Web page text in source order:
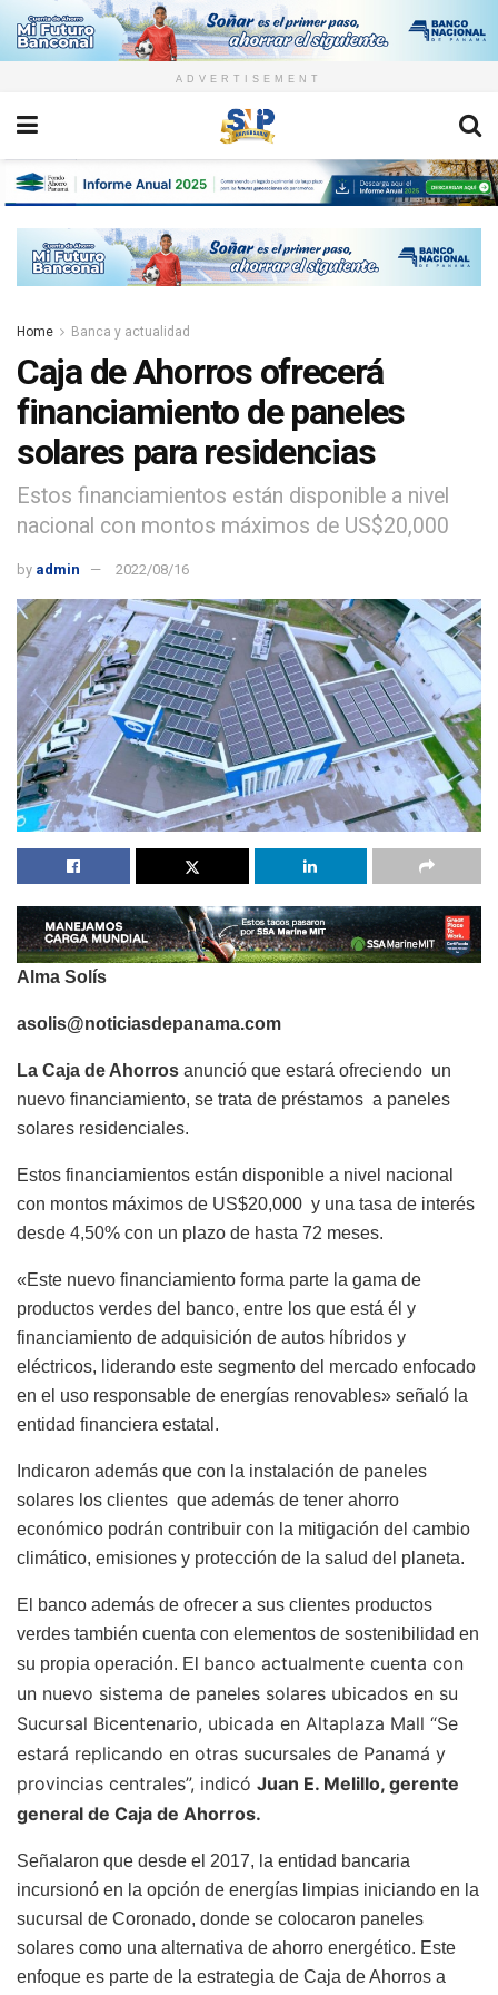
ADVERTISEMENT
Home Banca y actualidad
Caja de Ahorros ofrecerá
financiamiento de paneles
solares para residencias
Estos financiamientos están disponible a nivel
nacional con montos máximos de US$20,000
by admin 2022/08/16
Alma Solís
asolis@noticiasdepanama.com
La Caja de Ahorros anunció que estará ofreciendo un
nuevo financiamiento, se trata de préstamos a paneles
solares residenciales.
Estos financiamientos están disponible a nivel nacional
con montos máximos de US$20,000 y una tasa de interés
desde 4,50% con un plazo de hasta 72 meses.
«Este nuevo financiamiento forma parte la gama de
productos verdes del banco, entre los que está él y
financiamiento de adquisición de autos híbridos y
eléctricos, liderando este segmento del mercado enfocado
en el uso responsable de energías renovables» señaló la
entidad financiera estatal.
Indicaron además que con la instalación de paneles
solares los clientes que además de tener ahorro
económico podrán contribuir con la mitigación del cambio
climático, emisiones y protección de la salud del planeta.
El banco además de ofrecer a sus clientes productos
verdes también cuenta con elementos de sostenibilidad en
su propia operación. El banco actualmente cuenta con
un nuevo sistema de paneles solares ubicados en su
Sucursal Bicentenario, ubicada en Altaplaza Mall “Se
estará replicando en otras sucursales de Panamá y
provincias centrales”, indicó Juan E. Melillo, gerente
general de Caja de Ahorros.
Señalaron que desde el 2017, la entidad bancaria
incursionó en la opción de energías limpias iniciando en la
sucursal de Coronado, donde se colocaron paneles
solares como una alternativa de ahorro energético. Este
enfoque es parte de la estrategia de Caja de Ahorros a